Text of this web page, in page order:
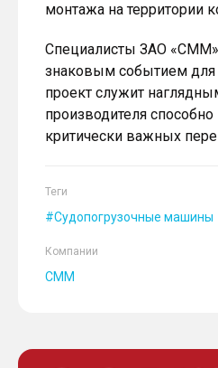
монтажа на территории
Специалисты ЗАО «СММ»
знаковым событием для
проект служит
производителя
критически важных
Теги
Судопогрузочные машины
Компании
СММ